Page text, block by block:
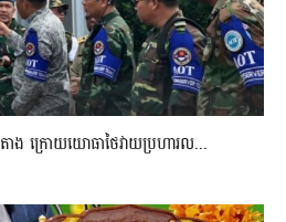
ាង ក្រោយយោធាថៃវាយប្រហារល...